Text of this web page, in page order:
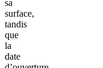
sa
surface,
tandis
que
la
date